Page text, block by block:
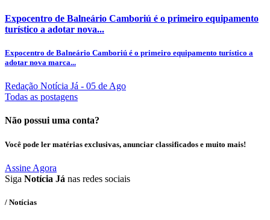
Expocentro de Balneário Camboriú é o primeiro equipamento
turístico a adotar nova...
Expocentro de Balneário Camboriú é o primeiro equipamento turístico a
adotar nova marca...
Redação Notícia Já - 05 de Ago
Todas as postagens
Não possui uma conta?
Você pode ler matérias exclusivas, anunciar classificados e muito mais!
Assine Agora
Siga Notícia Já nas redes sociais
/ Notícias